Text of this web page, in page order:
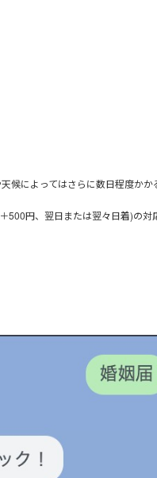
候によってはさらに数日程度かか
500円、翌日または翌々日着)の対